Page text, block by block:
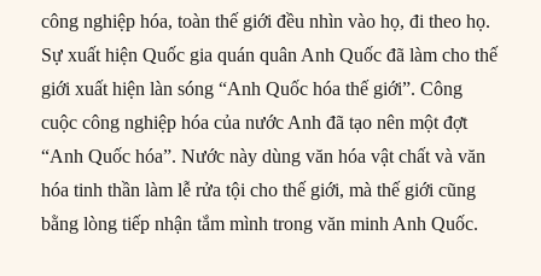
công nghiệp hóa, toàn thế giới đều nhìn vào họ, đi theo họ.
Sự xuất hiện Quốc gia quán quân Anh Quốc đã làm cho thế
giới xuất hiện làn sóng “Anh Quốc hóa thế giới”. Công
cuộc công nghiệp hóa của nước Anh đã tạo nên một đợt
“Anh Quốc hóa”. Nước này dùng văn hóa vật chất và văn
hóa tinh thần làm lễ rửa tội cho thế giới, mà thế giới cũng
bằng lòng tiếp nhận tắm mình trong văn minh Anh Quốc.